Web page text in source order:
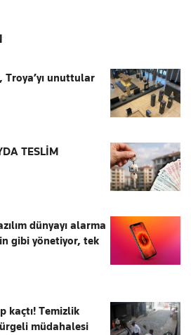
Troya’yı unuttular
TESLİM
dünyayı alarma
gibi yönetiyor, tek
kaçtı! Temizlik
müdahalesi